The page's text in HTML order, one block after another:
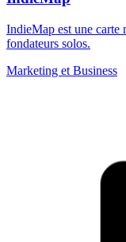
IndieMap est une carte
fondateurs solos.
Marketing et Business